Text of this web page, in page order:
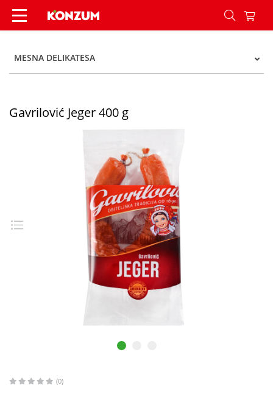
Gavrilović Jeger 400 g - Konzum
MESNA DELIKATESA
Gavrilović Jeger 400 g
(0)